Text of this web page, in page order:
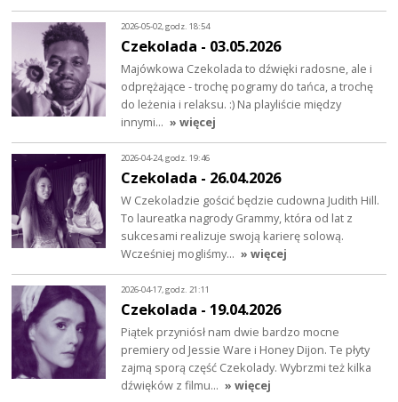
2026-05-02, godz. 18:54
Czekolada - 03.05.2026
Majówkowa Czekolada to dźwięki radosne, ale i
odprężające - trochę pogramy do tańca, a trochę
do leżenia i relaksu. :) Na playliście między
innymi… » więcej
2026-04-24, godz. 19:46
Czekolada - 26.04.2026
W Czekoladzie gościć będzie cudowna Judith Hill.
To laureatka nagrody Grammy, która od lat z
sukcesami realizuje swoją karierę solową.
Wcześniej mogliśmy… » więcej
2026-04-17, godz. 21:11
Czekolada - 19.04.2026
Piątek przyniósł nam dwie bardzo mocne
premiery od Jessie Ware i Honey Dijon. Te płyty
zajmą sporą część Czekolady. Wybrzmi też kilka
dźwięków z filmu… » więcej